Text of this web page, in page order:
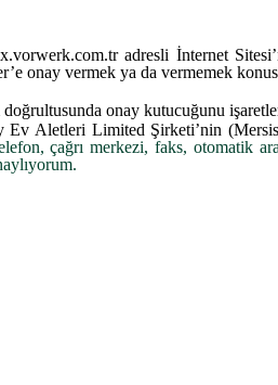
adresli İnternet
onay vermek ya da vermemek
doğrultusunda onay kutucuğunu
Ev Aletleri Limited Şirketi’nin
çağrı merkezi, faks, otomatik